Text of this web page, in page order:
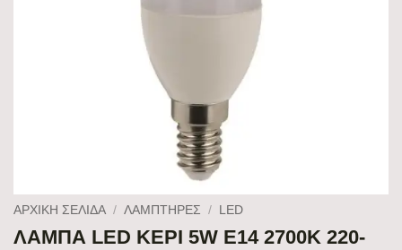
ΑΡΧΙΚΉ ΣΕΛΊΔΑ / ΛΑΜΠΤΗΡΕΣ / LED
ΛΑΜΠΑ LED ΚΕΡΙ 5W Ε14 2700K 220-